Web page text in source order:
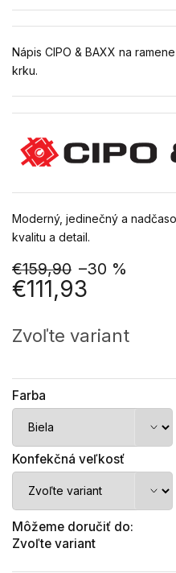
€159,90 –30 %
€111,93
cena:
Zvoľte variant
Farba
Konfekčná veľkosť
Môžeme doručiť do:
Zvoľte variant
Nápis CIPO & BAXX na
krku.
Moderný, jedinečný a
kvalitu a detail.